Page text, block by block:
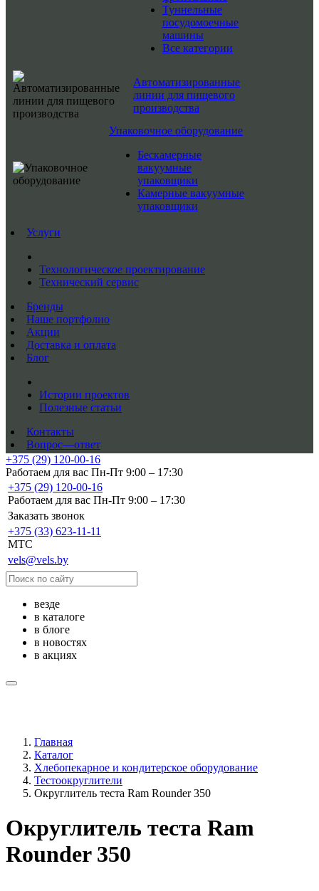
Туннельные
посудомоечные
машины
Все категории
Автоматизированные
линии для пищевого
производства
Упаковочное оборудование
Бескамерные
вакуумные
упаковщики
Камерные вакуумные
упаковщики
Услуги
Технологическое проектирование
Технический сервис
Бренды
Наше портфолио
Акции
Доставка и оплата
Блог
Истории проектов
Полезные статьи
Контакты
Вопрос—ответ
+375 (29) 120-00-16
Работаем для вас Пн-Пт 9:00 – 17:30
+375 (29) 120-00-16
Работаем для вас Пн-Пт 9:00 – 17:30
Заказать звонок
+375 (33) 623-11-11
MTC
vels@vels.by
везде
в каталоге
в блоге
в новостях
в акциях
Главная
Каталог
Хлебопекарное и кондитерское оборудование
Тестоокруглители
Округлитель теста Ram Rounder 350
Округлитель теста Ram
Rounder 350